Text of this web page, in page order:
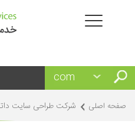
صفحه اصلی شرکت طراحی سایت